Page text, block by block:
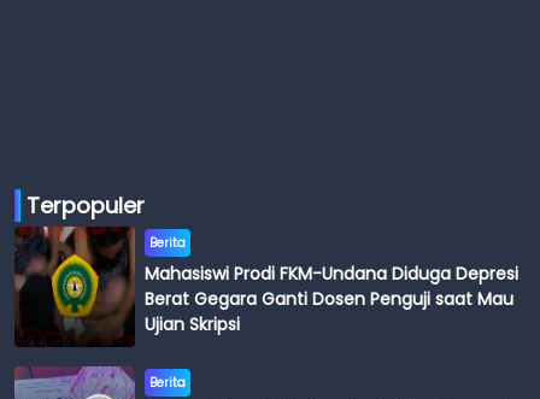
Terpopuler
Berita
Mahasiswi Prodi FKM-Undana Diduga Depresi
Berat Gegara Ganti Dosen Penguji saat Mau
Ujian Skripsi
Berita